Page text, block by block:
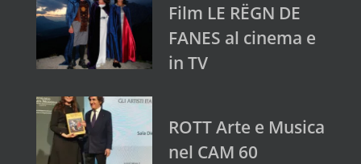
Film LE RËGN DE
FANES al cinema e
in TV
ROTT Arte e Musica
nel CAM 60